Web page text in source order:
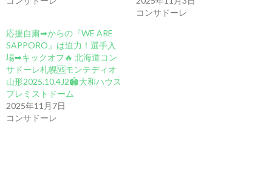
コンサドーレ
応援自粛➡︎からの『WE ARE
SAPPORO』は迫力！選手入
場➡︎キックオフ🔥 北海道コン
サドーレ札幌🆚モンテディオ
山形2025.10.4J2🏟️大和ハウス
プレミストドーム
2025年11月7日
コンサドーレ